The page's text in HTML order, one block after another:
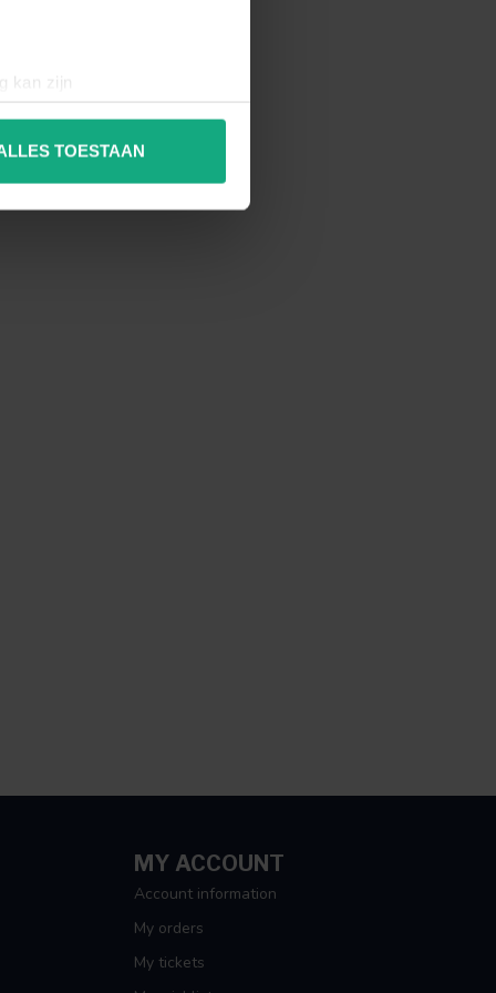
kan zijn
TOESTAAN
MY ACCOUNT
Account information
My orders
My tickets